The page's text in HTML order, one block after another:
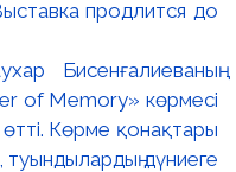
Бисенғалиеваның
of Memory» көрмесі
Көрме қонақтары
туындылардың дүниеге